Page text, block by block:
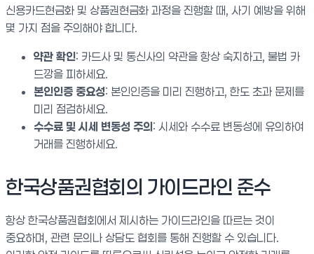
신용카드현금화 및 상품권현금화 과정을 진행할 때, 사기 예방을 위해
몇 가지 점을 주의해야 합니다.
약관 확인: 카드사 및 통신사의 약관을 항상 숙지하고, 불법 카
드깡을 피하세요.
본인인증 중요성: 본인인증을 미리 진행하고, 한도 초과 문제를
미리 점검하세요.
수수료 및 시세 변동성 주의: 시세와 수수료 변동성에 유의하여
거래를 진행하세요.
한국상품권협회의 가이드라인 준수
항상 한국상품권협회에서 제시하는 가이드라인을 따르는 것이
중요하며, 관련 문의나 상담도 협회를 통해 진행할 수 있습니다.